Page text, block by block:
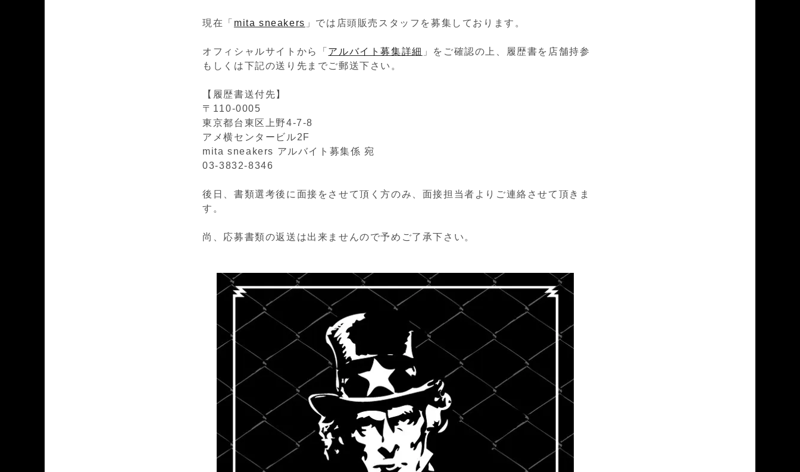
現在「 mita sneakers 」では店頭販売スタッフを募集しております。
オフィシャルサイトから「 アルバイト募集詳細 」をご確認の上、履歴書を店舗持参
もしくは下記の送り先までご郵送下さい。
【履歴書送付先】
〒110-0005
東京都台東区上野4-7-8
アメ横センタービル2F
mita sneakers アルバイト募集係 宛
03-3832-8346
後日、書類選考後に面接をさせて頂く方のみ、面接担当者よりご連絡させて頂きま
す。
尚、応募書類の返送は出来ませんので予めご了承下さい。